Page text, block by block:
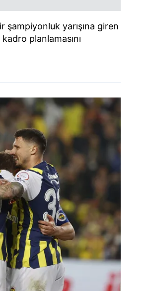
şampiyonluk yarışına giren
planlamasını